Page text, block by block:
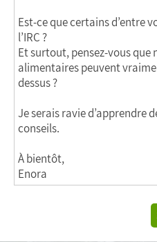
Est-ce que certains d’entre
l’IRC ?
Et surtout, pensez-vous que
alimentaires peuvent
dessus ?
Je serais ravie d’apprendre
conseils.
À bientôt,
Enora